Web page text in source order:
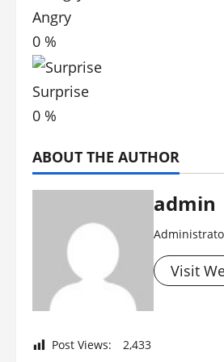
Angry
0 %
Surprise
0 %
ABOUT THE AUTHOR
admin
Visit
Post Views: 2,433